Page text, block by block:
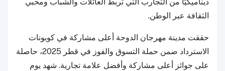
الثقافة عبر الوطن.
حققت مدينة مهرجان الدوحة أعلى مشاركة في كوبونات
الاسترداد ضمن حملة التسوق والفوز في قطر 2025، حاصلة
على جوائز أعلى مشاركة وأفضل علامة تجارية. شهد يوم